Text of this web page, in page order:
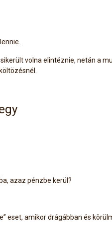
volna elintéznie, netán a
azaz pénzbe kerül?
eset, amikor drágábban és